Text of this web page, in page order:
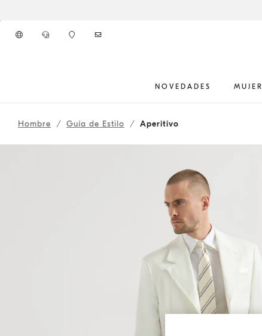
NOVEDADES MUJER
261MOUTFIT57
Hombre Guía de Estilo Aperitivo